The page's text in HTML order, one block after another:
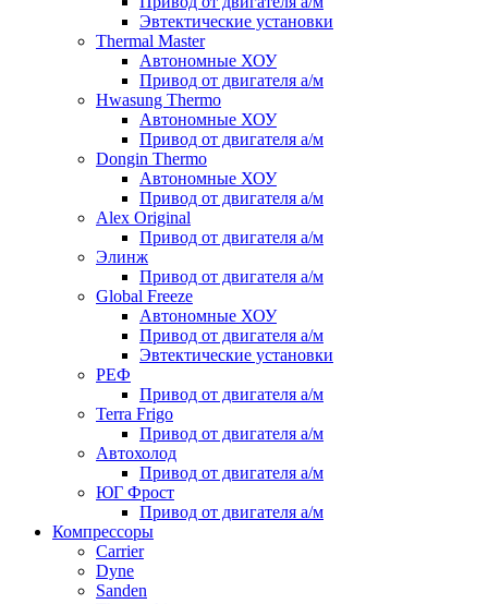
Эвтектические установки
Thermal Master
Автономные ХОУ
Привод от двигателя а/м
Hwasung Thermo
Автономные ХОУ
Привод от двигателя а/м
Dongin Thermo
Автономные ХОУ
Привод от двигателя а/м
Alex Original
Привод от двигателя а/м
Элинж
Привод от двигателя а/м
Global Freeze
Автономные ХОУ
Привод от двигателя а/м
Эвтектические установки
РЕФ
Привод от двигателя а/м
Terra Frigo
Привод от двигателя а/м
Автохолод
Привод от двигателя а/м
ЮГ Фрост
Привод от двигателя а/м
Компрессоры
Carrier
Dyne
Sanden